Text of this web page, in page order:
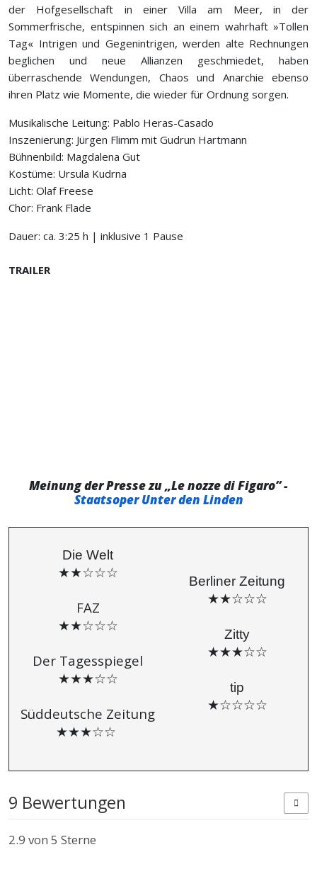
der Hofgesellschaft in einer Villa am Meer, in der
Sommerfrische, entspinnen sich an einem wahrhaft »Tollen
Tag« Intrigen und Gegenintrigen, werden alte Rechnungen
beglichen und neue Allianzen geschmiedet, haben
überraschende Wendungen, Chaos und Anarchie ebenso
ihren Platz wie Momente, die wieder für Ordnung sorgen.
Musikalische Leitung: Pablo Heras-Casado
Inszenierung: Jürgen Flimm mit Gudrun Hartmann
Bühnenbild: Magdalena Gut
Kostüme: Ursula Kudrna
Licht: Olaf Freese
Chor: Frank Flade
Dauer: ca. 3:25 h | inklusive 1 Pause
TRAILER
Meinung der Presse zu „Le nozze di Figaro“ -
Staatsoper Unter den Linden
Die Welt
★★☆☆☆
FAZ
★★☆☆☆
Der Tagesspiegel
★★★☆☆
Süddeutsche Zeitung
★★★☆☆
Berliner Zeitung
★★☆☆☆
Zitty
★★★☆☆
tip
★☆☆☆☆
9 Bewertungen
2.9 von 5 Sterne